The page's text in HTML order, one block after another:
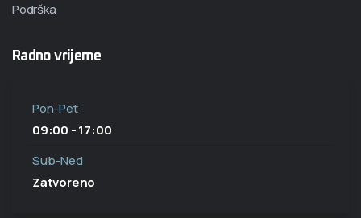
Podrška
Radno vrijeme
Pon-Pet
09:00 - 17:00
Sub-Ned
Zatvoreno